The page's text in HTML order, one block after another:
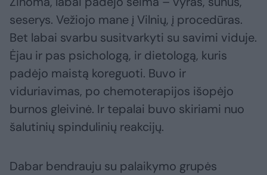
seserys. Vežiojo mane į Vilnių, į procedūras.
Bet labai svarbu susitvarkyti su savimi viduje.
Ėjau ir pas psichologą, ir dietologą, kuris
padėjo maistą koreguoti. Buvo ir
viduriavimas, po chemoterapijos išopėjo
burnos gleivinė. Ir tepalai buvo skiriami nuo
šalutinių spindulinių reakcijų.
Dabar bendrauju su palaikymo grupės